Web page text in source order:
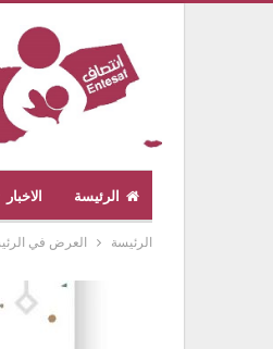
الرئيسة الاخبار
الرئيسة العرض في